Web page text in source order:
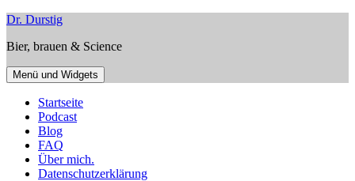
Zum
springen
Dr. Durstig
Bier, brauen & Science
Menü und Widgets
Startseite
Podcast
Blog
FAQ
Über mich.
Datenschutzerklärung